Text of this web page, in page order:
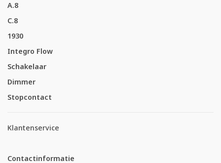
A.8
C.8
1930
Integro Flow
Schakelaar
Dimmer
Stopcontact
Klantenservice
Contactinformatie